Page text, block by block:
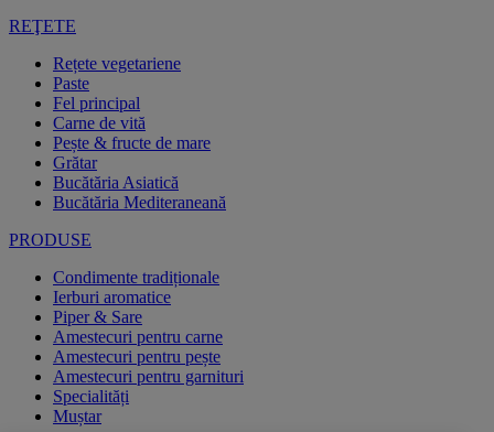
REŢETE
Rețete vegetariene
Paste
Fel principal
Carne de vită
Pește & fructe de mare
Grătar
Bucătăria Asiatică
Bucătăria Mediteraneană
PRODUSE
Condimente tradiționale
Ierburi aromatice
Piper & Sare
Amestecuri pentru carne
Amestecuri pentru pește
Amestecuri pentru garnituri
Specialități
Muștar